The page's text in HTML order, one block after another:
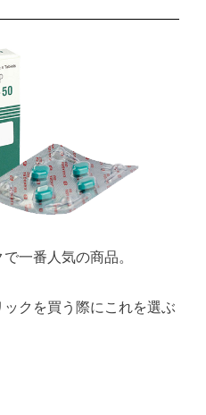
一番人気の商品。
クを買う際にこれを選ぶ